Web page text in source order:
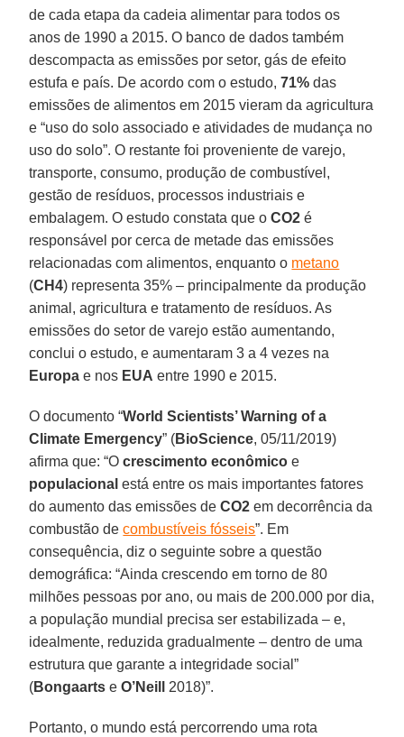
de cada etapa da cadeia alimentar para todos os
anos de 1990 a 2015. O banco de dados também
descompacta as emissões por setor, gás de efeito
estufa e país. De acordo com o estudo,71% das
emissões de alimentos em 2015 vieram da agricultura
e “uso do solo associado e atividades de mudança no
uso do solo”. O restante foi proveniente de varejo,
transporte, consumo, produção de combustível,
gestão de resíduos, processos industriais e
embalagem. O estudo constata que oCO2 é
responsável por cerca de metade das emissões
relacionadas com alimentos, enquanto o metano
(CH4) representa 35% – principalmente da produção
animal, agricultura e tratamento de resíduos. As
emissões do setor de varejo estão aumentando,
conclui o estudo, e aumentaram 3 a 4 vezes na
Europa e nos EUA entre 1990 e 2015.
O documento “World Scientists’ Warning of a
Climate Emergency” (BioScience, 05/11/2019)
afirma que: “Ocrescimento econômico e
populacional está entre os mais importantes fatores
do aumento das emissões deCO2 em decorrência da
combustão decombustíveis fósseis”. Em
consequência, diz o seguinte sobre a questão
demográfica: “Ainda crescendo em torno de 80
milhões pessoas por ano, ou mais de 200.000 por dia,
a população mundial precisa ser estabilizada – e,
idealmente, reduzida gradualmente – dentro de uma
estrutura que garante a integridade social”
(Bongaarts eO’Neill 2018)”.
Portanto, o mundo está percorrendo uma rota